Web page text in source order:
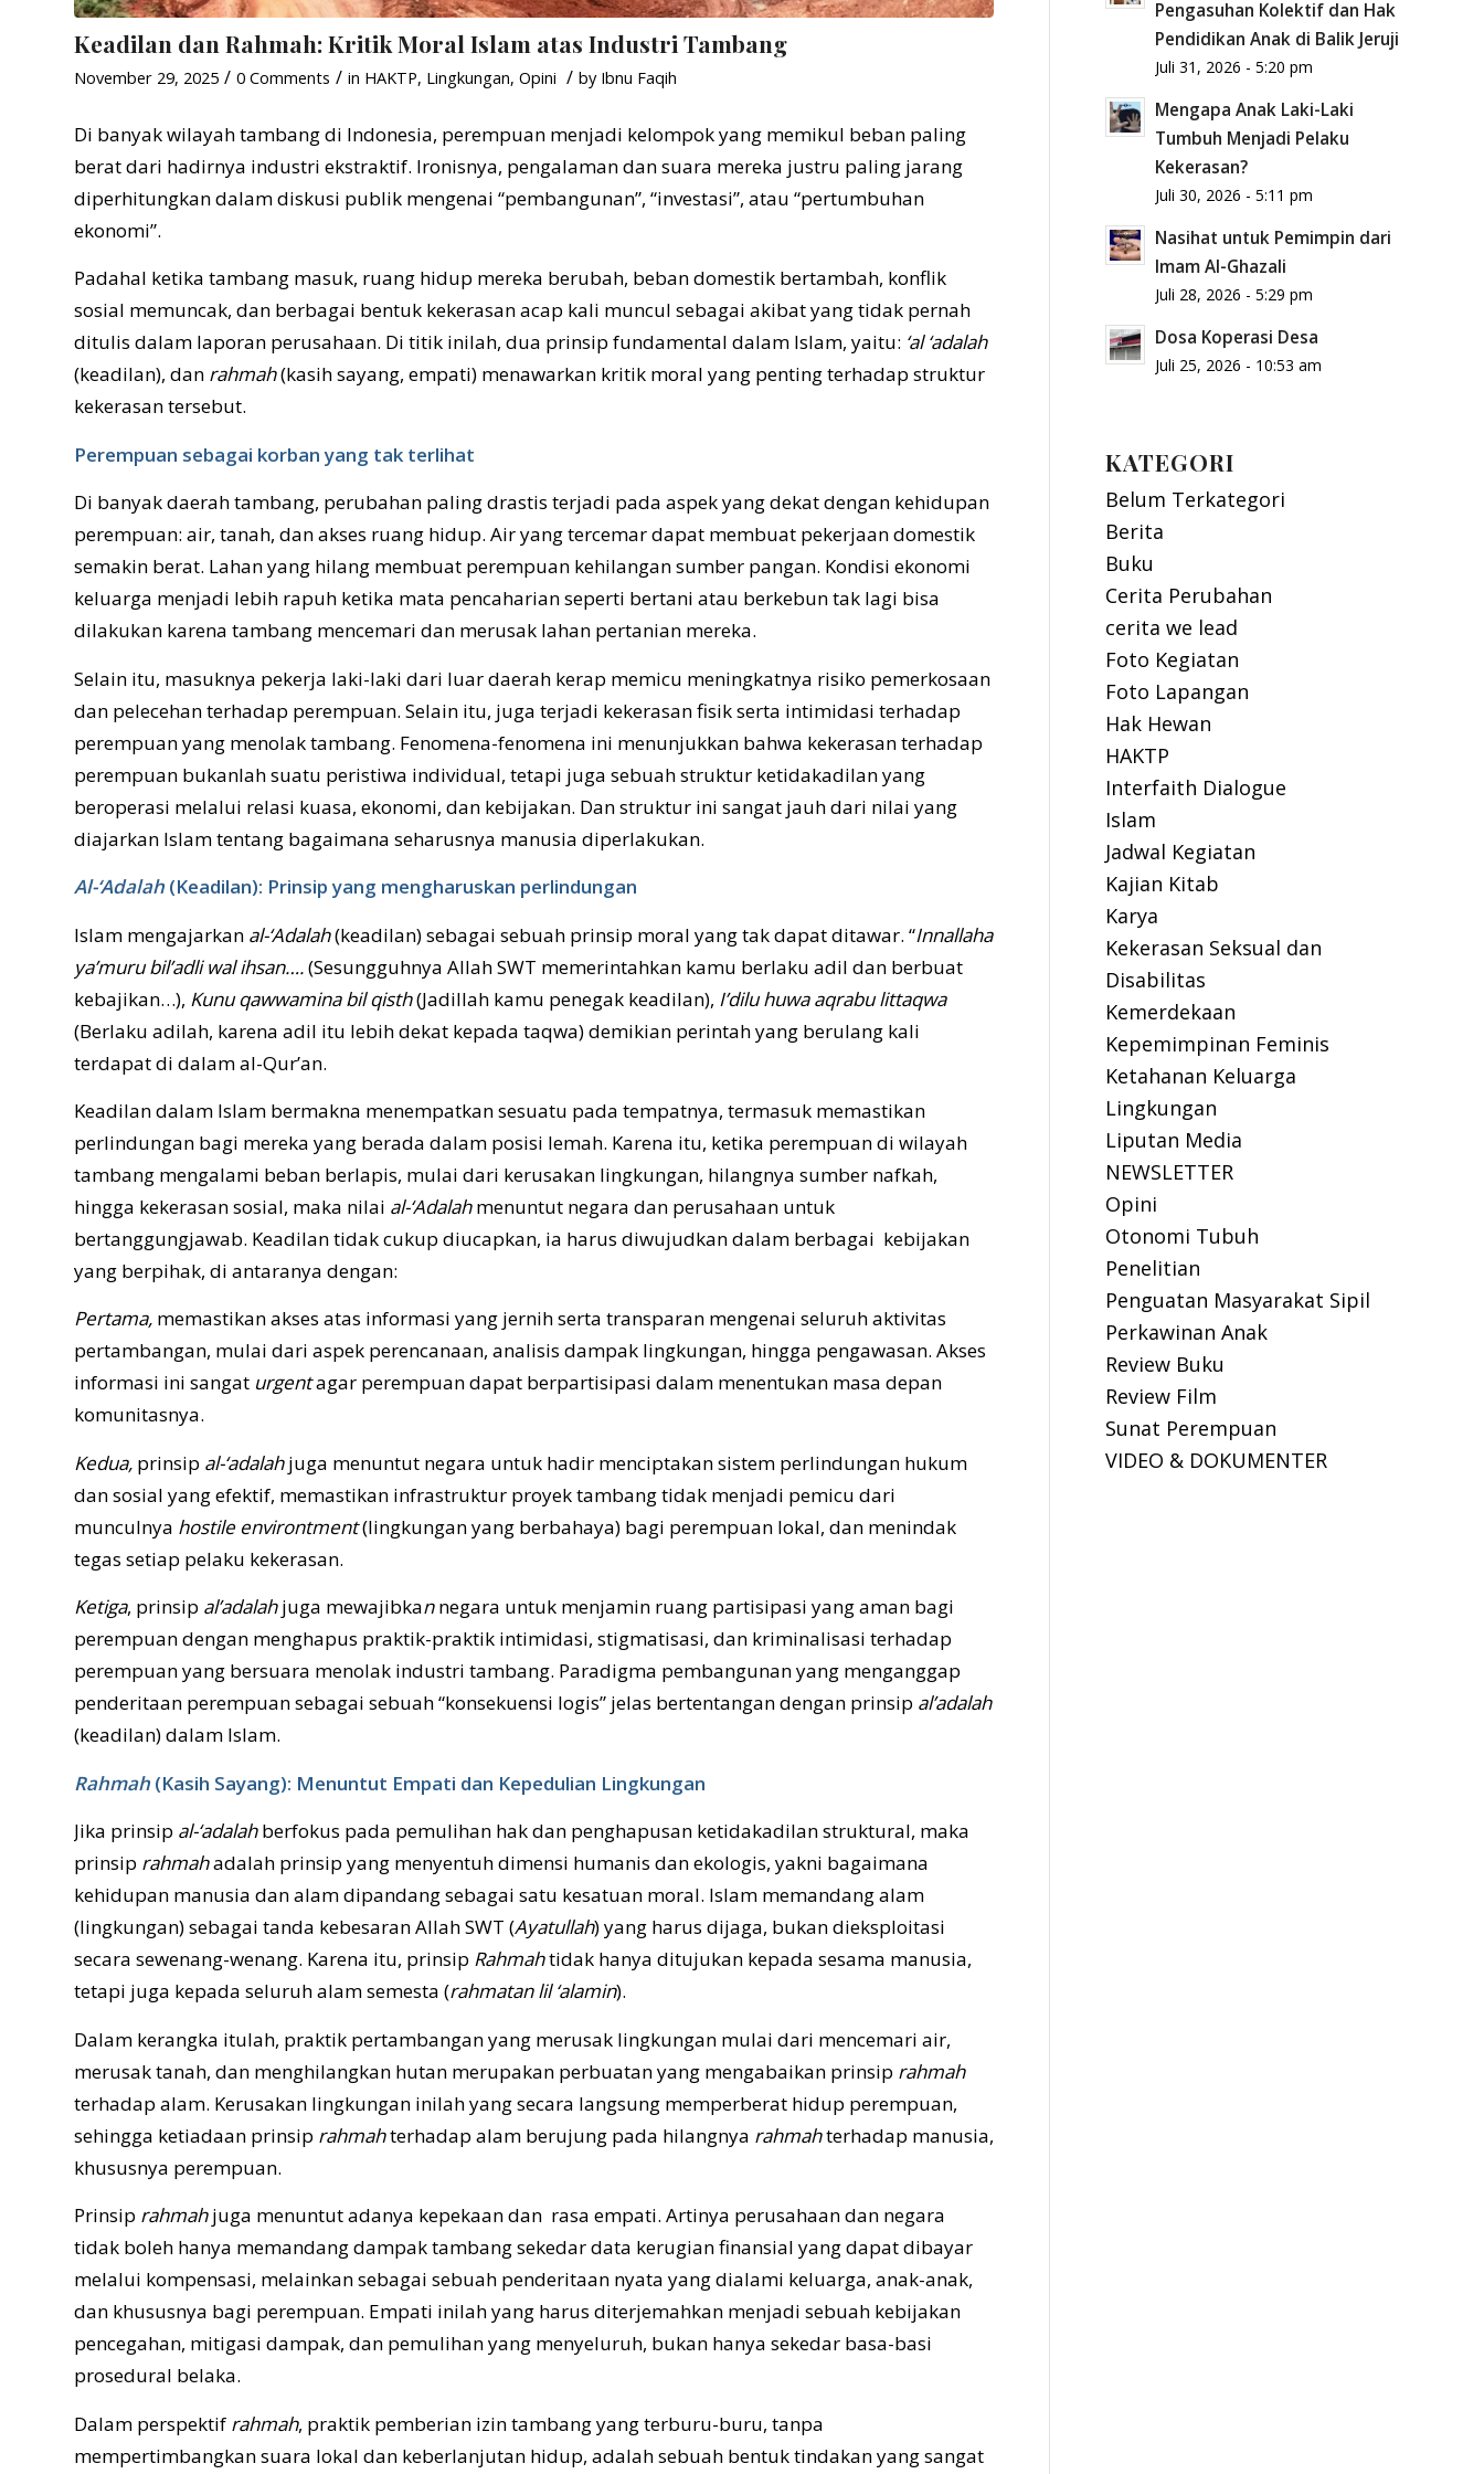
Keadilan dan Rahmah: Kritik Moral Islam atas Industri Tambang
November 29, 2025 / 0 Comments / in HAKTP, Lingkungan, Opini / by Ibnu Faqih
Di banyak wilayah tambang di Indonesia, perempuan menjadi kelompok yang memikul beban paling
berat dari hadirnya industri ekstraktif. Ironisnya, pengalaman dan suara mereka justru paling jarang
diperhitungkan dalam diskusi publik mengenai “pembangunan”, “investasi”, atau “pertumbuhan
ekonomi”.
Padahal ketika tambang masuk, ruang hidup mereka berubah, beban domestik bertambah, konflik
sosial memuncak, dan berbagai bentuk kekerasan acap kali muncul sebagai akibat yang tidak pernah
ditulis dalam laporan perusahaan. Di titik inilah, dua prinsip fundamental dalam Islam, yaitu: ‘al ‘adalah
(keadilan), dan rahmah(kasih sayang, empati) menawarkan kritik moral yang penting terhadap struktur
kekerasan tersebut.
Perempuan sebagai korban yang tak terlihat
Di banyak daerah tambang, perubahan paling drastis terjadi pada aspek yang dekat dengan kehidupan
perempuan: air, tanah, dan akses ruang hidup. Air yang tercemar dapat membuat pekerjaan domestik
semakin berat. Lahan yang hilang membuat perempuan kehilangan sumber pangan. Kondisi ekonomi
keluarga menjadi lebih rapuh ketika mata pencaharian seperti bertani atau berkebun tak lagi bisa
dilakukan karena tambang mencemari dan merusak lahan pertanian mereka.
Selain itu, masuknya pekerja laki-laki dari luar daerah kerap memicu meningkatnya risiko pemerkosaan
dan pelecehan terhadap perempuan. Selain itu, juga terjadi kekerasan fisik serta intimidasi terhadap
perempuan yang menolak tambang. Fenomena-fenomena ini menunjukkan bahwa kekerasan terhadap
perempuan bukanlah suatu peristiwa individual, tetapi juga sebuah struktur ketidakadilan yang
beroperasi melalui relasi kuasa, ekonomi, dan kebijakan. Dan struktur ini sangat jauh dari nilai yang
diajarkan Islam tentang bagaimana seharusnya manusia diperlakukan.
Al-‘Adalah (Keadilan): Prinsip yang mengharuskan perlindungan
Islam mengajarkan al-‘Adalah(keadilan) sebagai sebuah prinsip moral yang tak dapat ditawar. “Innallaha
ya’muru bil’adli wal ihsan….(Sesungguhnya Allah SWT memerintahkan kamu berlaku adil dan berbuat
kebajikan…), Kunu qawwamina bil qisth(Jadillah kamu penegak keadilan), I’dilu huwa aqrabu littaqwa
(Berlaku adilah, karena adil itu lebih dekat kepada taqwa) demikian perintah yang berulang kali
terdapat di dalam al-Qur’an.
Keadilan dalam Islam bermakna menempatkan sesuatu pada tempatnya, termasuk memastikan
perlindungan bagi mereka yang berada dalam posisi lemah. Karena itu, ketika perempuan di wilayah
tambang mengalami beban berlapis, mulai dari kerusakan lingkungan, hilangnya sumber nafkah,
hingga kekerasan sosial, maka nilai al-‘Adalahmenuntut negara dan perusahaan untuk
bertanggungjawab. Keadilan tidak cukup diucapkan, ia harus diwujudkan dalam berbagai kebijakan
yang berpihak, di antaranya dengan:
Pertama, memastikan akses atas informasi yang jernih serta transparan mengenai seluruh aktivitas
pertambangan, mulai dari aspek perencanaan, analisis dampak lingkungan, hingga pengawasan. Akses
informasi ini sangat urgentagar perempuan dapat berpartisipasi dalam menentukan masa depan
komunitasnya.
Kedua, prinsip al-‘adalahjuga menuntut negara untuk hadir menciptakan sistem perlindungan hukum
dan sosial yang efektif, memastikan infrastruktur proyek tambang tidak menjadi pemicu dari
munculnya hostile environtment(lingkungan yang berbahaya) bagi perempuan lokal, dan menindak
tegas setiap pelaku kekerasan.
Ketiga, prinsip al’adalahjuga mewajibkannegara untuk menjamin ruang partisipasi yang aman bagi
perempuan dengan menghapus praktik-praktik intimidasi, stigmatisasi, dan kriminalisasi terhadap
perempuan yang bersuara menolak industri tambang. Paradigma pembangunan yang menganggap
penderitaan perempuan sebagai sebuah “konsekuensi logis” jelas bertentangan dengan prinsip al’adalah
(keadilan) dalam Islam.
Rahmah (Kasih Sayang): Menuntut Empati dan Kepedulian Lingkungan
Jika prinsip al-‘adalahberfokus pada pemulihan hak dan penghapusan ketidakadilan struktural, maka
prinsip rahmahadalah prinsip yang menyentuh dimensi humanis dan ekologis, yakni bagaimana
kehidupan manusia dan alam dipandang sebagai satu kesatuan moral. Islam memandang alam
(lingkungan) sebagai tanda kebesaran Allah SWT (Ayatullah) yang harus dijaga, bukan dieksploitasi
secara sewenang-wenang. Karena itu, prinsip Rahmahtidak hanya ditujukan kepada sesama manusia,
tetapi juga kepada seluruh alam semesta (rahmatan lil ‘alamin).
Dalam kerangka itulah, praktik pertambangan yang merusak lingkungan mulai dari mencemari air,
merusak tanah, dan menghilangkan hutan merupakan perbuatan yang mengabaikan prinsip rahmah
terhadap alam. Kerusakan lingkungan inilah yang secara langsung memperberat hidup perempuan,
sehingga ketiadaan prinsip rahmahterhadap alam berujung pada hilangnya rahmahterhadap manusia,
khususnya perempuan.
Prinsip rahmahjuga menuntut adanya kepekaan dan rasa empati. Artinya perusahaan dan negara
tidak boleh hanya memandang dampak tambang sekedar data kerugian finansial yang dapat dibayar
melalui kompensasi, melainkan sebagai sebuah penderitaan nyata yang dialami keluarga, anak-anak,
dan khususnya bagi perempuan. Empati inilah yang harus diterjemahkan menjadi sebuah kebijakan
pencegahan, mitigasi dampak, dan pemulihan yang menyeluruh, bukan hanya sekedar basa-basi
prosedural belaka.
Dalam perspektif rahmah, praktik pemberian izin tambang yang terburu-buru, tanpa
mempertimbangkan suara lokal dan keberlanjutan hidup, adalah sebuah bentuk tindakan yang sangat
Pengasuhan Kolektif dan Hak
Pendidikan Anak di Balik Jeruji
Juli 31, 2026 - 5:20 pm
Mengapa Anak Laki-Laki
Tumbuh Menjadi Pelaku
Kekerasan?
Juli 30, 2026 - 5:11 pm
Nasihat untuk Pemimpin dari
Imam Al-Ghazali
Juli 28, 2026 - 5:29 pm
Dosa Koperasi Desa
Juli 25, 2026 - 10:53 am
KATEGORI
Belum Terkategori
Berita
Buku
Cerita Perubahan
cerita we lead
Foto Kegiatan
Foto Lapangan
Hak Hewan
HAKTP
Interfaith Dialogue
Islam
Jadwal Kegiatan
Kajian Kitab
Karya
Kekerasan Seksual dan
Disabilitas
Kemerdekaan
Kepemimpinan Feminis
Ketahanan Keluarga
Lingkungan
Liputan Media
NEWSLETTER
Opini
Otonomi Tubuh
Penelitian
Penguatan Masyarakat Sipil
Perkawinan Anak
Review Buku
Review Film
Sunat Perempuan
VIDEO & DOKUMENTER